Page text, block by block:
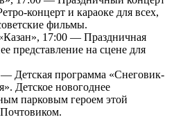
концерт и караоке для всех,
фильмы.
17:00 — Праздничная
представление на сцене для
Детская программа «Снеговик-
Детское новогоднее
парковым героем этой